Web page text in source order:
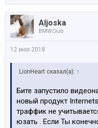
Aljoska
BMWClub
12 июл 2018
LionHeart сказал(а): ↑
Бите запустило
новый продукт
траффик не
юзать . Если Ты